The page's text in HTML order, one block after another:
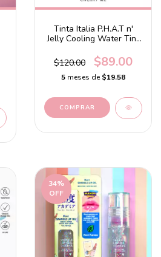
Tinta Italia P.H.A.T n'
Jelly Cooling Water Tint
$120.00
$89.00
5 meses de$19.58
34%
OFF